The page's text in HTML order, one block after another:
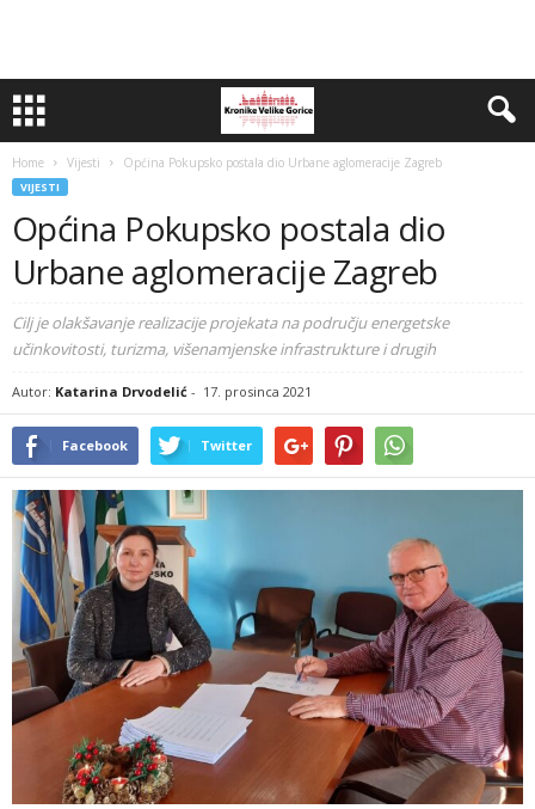
Home Vijesti Općina Pokupsko postala dio Urbane aglomeracije Zagreb
VIJESTI
Općina Pokupsko postala dio
Urbane aglomeracije Zagreb
Cilj je olakšavanje realizacije projekata na području energetske
učinkovitosti, turizma, višenamjenske infrastrukture i drugih
Autor: Katarina Drvodelić - 17. prosinca 2021
Facebook Twitter